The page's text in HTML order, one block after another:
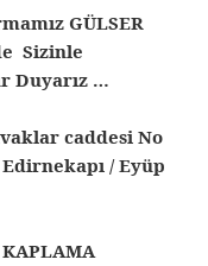
GÜLSER
Sizinle
Duyarız …
caddesi No
/ Eyüp